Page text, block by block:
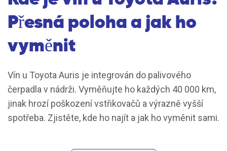
Přesná poloha a jak ho
vyměnit
Vín u Toyota Auris je integrován do palivového
čerpadla v nádrži. Vyměňujte ho každých 40 000 km,
jinak hrozí poškození vstřikovačů a výrazně vyšší
spotřeba. Zjistěte, kde ho najít a jak ho vyměnit sami.